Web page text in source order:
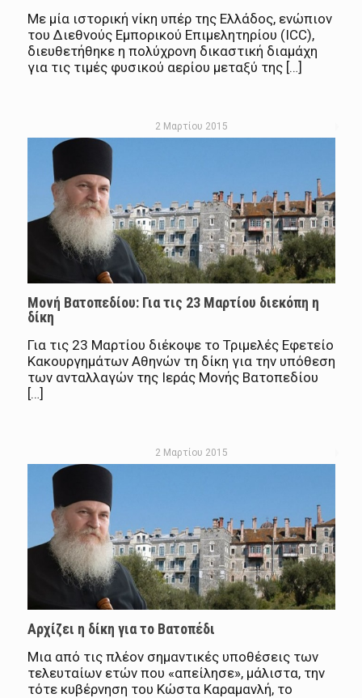
Με μία ιστορική νίκη υπέρ της Ελλάδος, ενώπιον
του Διεθνούς Εμπορικού Επιμελητηρίου (ΙCC),
διευθετήθηκε η πολύχρονη δικαστική διαμάχη
για τις τιμές φυσικού αερίου μεταξύ της […]
2 Μαρτίου 2015
Μονή Βατοπεδίου: Για τις 23 Μαρτίου διεκόπη η
δίκη
Για τις 23 Μαρτίου διέκοψε το Τριμελές Εφετείο
Κακουργημάτων Αθηνών τη δίκη για την υπόθεση
των ανταλλαγών της Ιεράς Μονής Βατοπεδίου
[…]
2 Μαρτίου 2015
Αρχίζει η δίκη για το Βατοπέδι
Μια από τις πλέον σημαντικές υποθέσεις των
τελευταίων ετών που «απείλησε», μάλιστα, την
τότε κυβέρνηση του Κώστα Καραμανλή, το